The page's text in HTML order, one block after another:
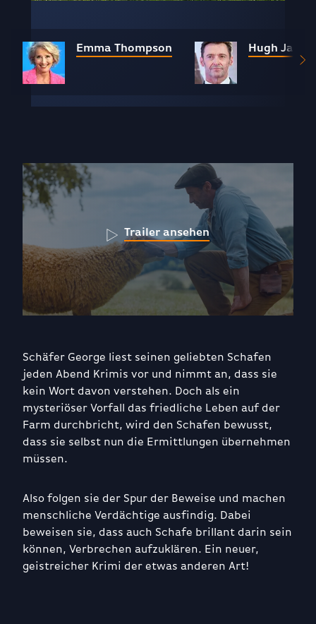
Emma Thompson Hugh
Trailer ansehen
Schäfer George liest seinen geliebten Schafen
jeden Abend Krimis vor und nimmt an, dass sie
kein Wort davon verstehen. Doch als ein
mysteriöser Vorfall das friedliche Leben auf der
Farm durchbricht, wird den Schafen bewusst,
dass sie selbst nun die Ermittlungen übernehmen
müssen.
Also folgen sie der Spur der Beweise und machen
menschliche Verdächtige ausfindig. Dabei
beweisen sie, dass auch Schafe brillant darin sein
können, Verbrechen aufzuklären. Ein neuer,
geistreicher Krimi der etwas anderen Art!